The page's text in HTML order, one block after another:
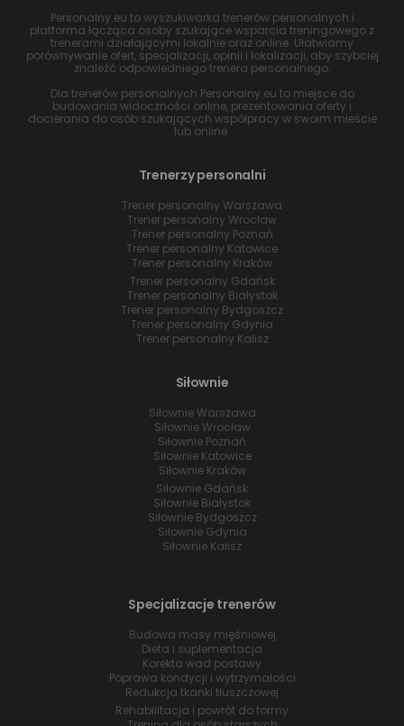
Personalny.eu to wyszukiwarka trenerów personalnych i
platforma łącząca osoby szukające wsparcia treningowego z
trenerami działającymi lokalnie oraz online. Ułatwiamy
porównywanie ofert, specjalizacji, opinii i lokalizacji, aby szybciej
znaleźć odpowiedniego trenera personalnego.
Dla trenerów personalnych Personalny.eu to miejsce do
budowania widoczności online, prezentowania oferty i
docierania do osób szukających współpracy w swoim mieście
lub online.
Trenerzy personalni
Trener personalny Warszawa
Trener personalny Wrocław
Trener personalny Poznań
Trener personalny Katowice
Trener personalny Kraków
Trener personalny Gdańsk
Trener personalny Białystok
Trener personalny Bydgoszcz
Trener personalny Gdynia
Trener personalny Kalisz
Siłownie
Siłownie Warszawa
Siłownie Wrocław
Siłownie Poznań
Siłownie Katowice
Siłownie Kraków
Siłownie Gdańsk
Siłownie Białystok
Siłownie Bydgoszcz
Siłownie Gdynia
Siłownie Kalisz
Specjalizacje trenerów
Budowa masy mięśniowej
Dieta i suplementacja
Korekta wad postawy
Poprawa kondycji i wytrzymałości
Redukcja tkanki tłuszczowej
Rehabilitacja i powrót do formy